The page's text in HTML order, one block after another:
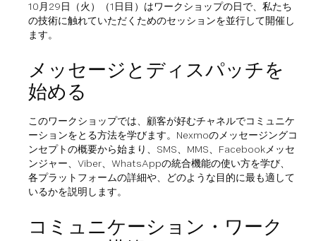
10月29日（火）（1日目）はワークショップの日で、私たち
の技術に触れていただくためのセッションを並行して開催し
ます。
メッセージとディスパッチを
始める
このワークショップでは、顧客が好むチャネルでコミュニケ
ーションをとる方法を学びます。Nexmoのメッセージングコ
ンセプトの概要から始まり、SMS、MMS、Facebookメッセ
ンジャー、Viber、WhatsAppの統合機能の使い方を学び、
各プラットフォームの詳細や、どのような目的に最も適して
いるかを説明します。
コミュニケーション・ワーク